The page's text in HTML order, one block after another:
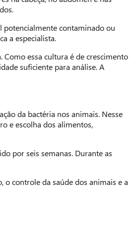
potencialmente contaminado ou
a especialista.
essa cultura é de crescimento
suficiente para análise. A
da bactéria nos animais. Nesse
e escolha dos alimentos,
por seis semanas. Durante as
o controle da saúde dos animais e a